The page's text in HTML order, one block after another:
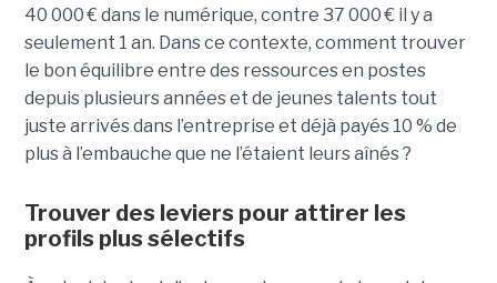
40 000 € dans le numérique, contre 37 000 € il y a
seulement 1 an. Dans ce contexte, comment trouver
le bon équilibre entre des ressources en postes
depuis plusieurs années et de jeunes talents tout
juste arrivés dans l’entreprise et déjà payés 10 % de
plus à l’embauche que ne l’étaient leurs aînés ?
Trouver des leviers pour attirer les
profils plus sélectifs